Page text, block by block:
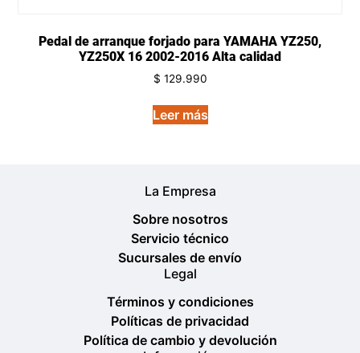
Pedal de arranque forjado para YAMAHA YZ250,
YZ250X 16 2002-2016 Alta calidad
$ 129.990
Leer más
La Empresa
Sobre nosotros
Servicio técnico
Sucursales de envío
Legal
Términos y condiciones
Políticas de privacidad
Política de cambio y devolución